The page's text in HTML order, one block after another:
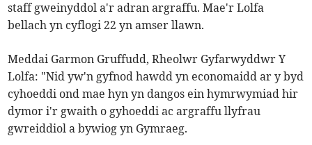
staff gweinyddol a'r adran argraffu. Mae'r Lolfa
bellach yn cyflogi 22 yn amser llawn.
Meddai Garmon Gruffudd, Rheolwr Gyfarwyddwr Y
Lolfa: "Nid yw'n gyfnod hawdd yn economaidd ar y byd
cyhoeddi ond mae hyn yn dangos ein hymrwymiad hir
dymor i'r gwaith o gyhoeddi ac argraffu llyfrau
gwreiddiol a bywiog yn Gymraeg.